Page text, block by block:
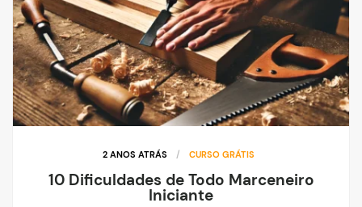
2 ANOS ATRÁS / CURSO GRÁTIS
10 Dificuldades de Todo Marceneiro
Iniciante